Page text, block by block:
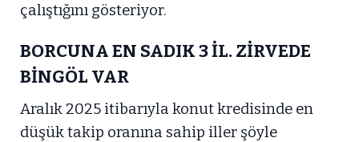
çalıştığını gösteriyor.
BORCUNA EN SADIK 3 İL. ZİRVEDE
BİNGÖL VAR
Aralık 2025 itibarıyla konut kredisinde en
düşük takip oranına sahip iller şöyle